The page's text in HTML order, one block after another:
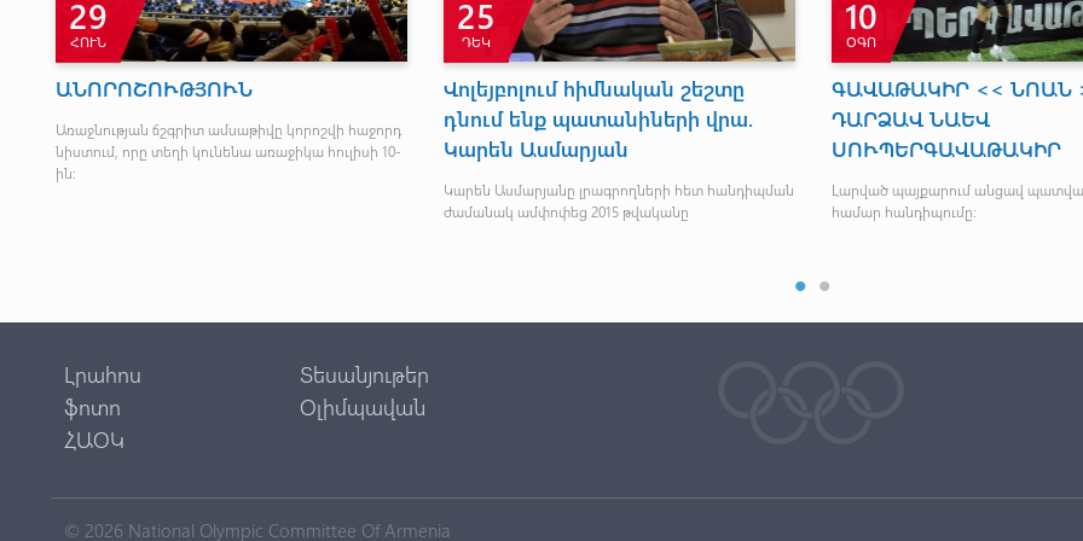
29
ՀՈՒՆ
ԱՆՈՐՈՇՈՒԹՅՈՒՆ
Առաջնության ճշգրիտ ամսաթիվը կորոշվի հաջորդ
նիստում, որը տեղի կունենա առաջիկա հուլիսի 10-
ին:
25
ԴԵԿ
Վոլեյբոլում հիմնական շեշտը
դնում ենք պատանիների վրա.
Կարեն Ասմարյան
Կարեն Ասմարյանը լրագրողների հետ հանդիպման
ժամանակ ամփոփեց 2015 թվականը
10
ՕԳՈ
ԳԱՎԱԹԱԿԻՐ << ՆՈԱՆ
ԴԱՐՁԱՎ ՆԱԵՎ
ՍՈՒՊԵՐԳԱՎԱԹԱԿԻՐ
Լարված պայքարում անցավ
համար հանդիպումը։
Լրահոս
Տեսանյութեր
ֆոտո
Օլիմպավան
ՀԱՕԿ
© 2026 National Olympic Committee Of Armenia